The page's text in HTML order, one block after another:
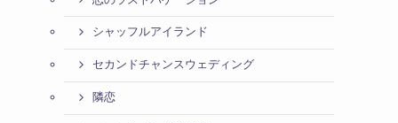
シャッフルアイランド
セカンドチャンスウェディング
隣恋